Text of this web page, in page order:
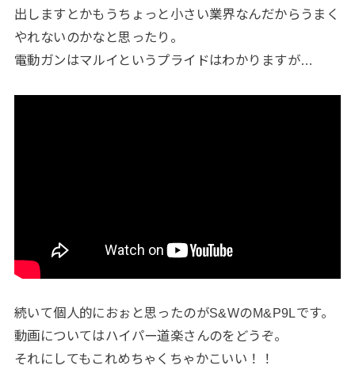
出しますとかもうちょっと小さい業界なんだからうまく
やれないのかなと思ったり。
電動ガンはマルイというプライドはわかりますが…
続いて個人的におぉと思ったのがS&WのM&P9Lです。
動画についてはハイパー道楽さんのをどうぞ。
それにしてもこれめちゃくちゃかこいい！！